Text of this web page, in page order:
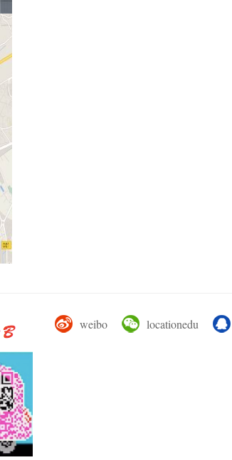
weibo locationedu